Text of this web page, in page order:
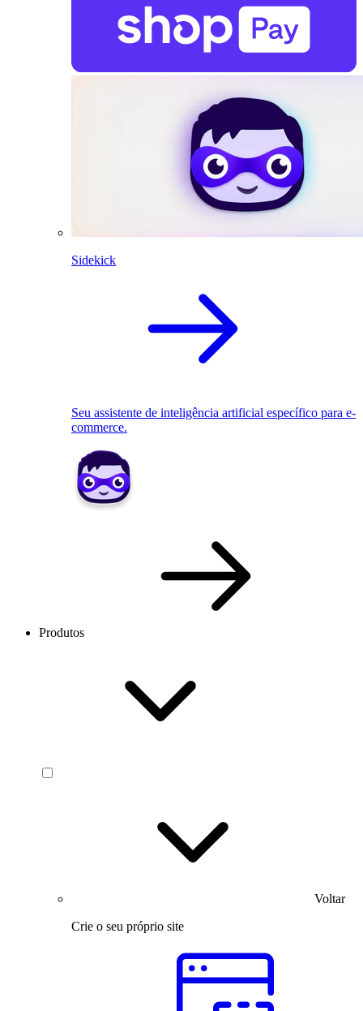
Sidekick
Seu assistente de inteligência artificial específico para e-
commerce.
Produtos
Voltar
Crie o seu próprio site